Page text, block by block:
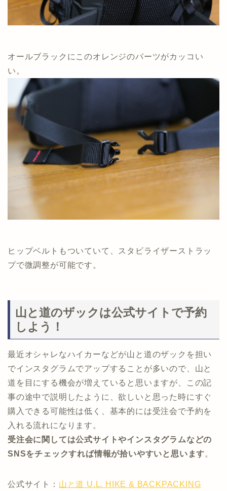
オールブラックにこのオレンジのパーツがカッコい
い。
ヒップベルトもついていて、スタビライザーストラッ
プで微調整が可能です。
山と道のザックは公式サイトで予約
しよう！
最近オシャレなハイカーなどが山と道のザックを担い
でインスタグラムでアップすることが多いので、山と
道を目にする機会が増えていると思いますが、この記
事の途中で説明したように、欲しいと思った時にすぐ
購入できる可能性は低く、基本的には受注会で予約を
入れる流れになります。
受注会に関しては公式サイトやインスタグラムなどの
SNSをチェックすれば情報が拾いやすいと思います。
公式サイト： 山と道 U.L. HIKE & BACKPACKING